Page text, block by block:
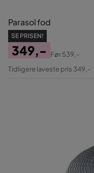
Parasol fod
SE PRISEN!
Pris
349,-
Original
Før539,-
Tidligere laveste pris 349,-